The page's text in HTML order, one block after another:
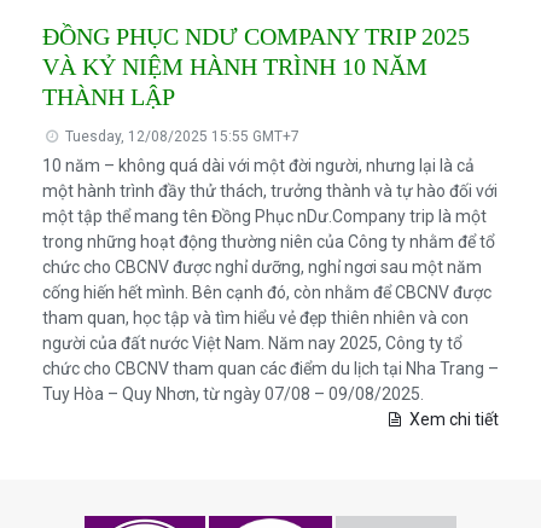
ĐỒNG PHỤC NDƯ COMPANY TRIP 2025
VÀ KỶ NIỆM HÀNH TRÌNH 10 NĂM
THÀNH LẬP
Tuesday, 12/08/2025 15:55 GMT+7
10 năm – không quá dài với một đời người, nhưng lại là cả
một hành trình đầy thử thách, trưởng thành và tự hào đối với
một tập thể mang tên Đồng Phục nDư.Company trip là một
trong những hoạt động thường niên của Công ty nhằm để tổ
chức cho CBCNV được nghỉ dưỡng, nghỉ ngơi sau một năm
cống hiến hết mình. Bên cạnh đó, còn nhằm để CBCNV được
tham quan, học tập và tìm hiểu vẻ đẹp thiên nhiên và con
người của đất nước Việt Nam. Năm nay 2025, Công ty tổ
chức cho CBCNV tham quan các điểm du lịch tại Nha Trang –
Tuy Hòa – Quy Nhơn, từ ngày 07/08 – 09/08/2025.
Xem chi tiết